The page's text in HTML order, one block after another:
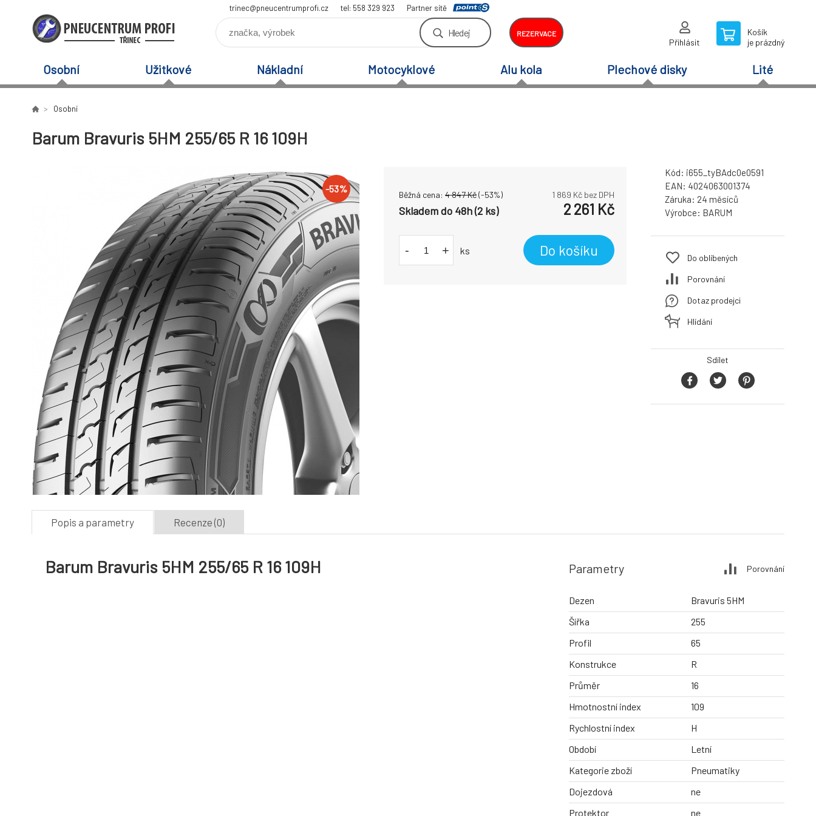
trinec@pneucentrumprofi.cz tel: 558 329 923 Partner sítě
Hledej REZERVACE
Přihlásit
Košík
je prázdný
Osobní Užitkové Nákladní Motocyklové Alu kola Plechové disky Lité
Osobní
Barum Bravuris 5HM 255/65 R 16 109H
-53%
Běžná cena: 4 847Kč(-53%) 1 869 Kč bez DPH
Skladem do 48h (2 ks) 2 261 Kč
- + ks Do košíku
Kód: i655_tyBAdc0e0591
EAN: 4024063001374
Záruka: 24 měsíců
Výrobce: BARUM
Do oblíbených
Porovnání
Dotaz prodejci
Hlídání
Sdílet
Popis a parametry Recenze (0)
Barum Bravuris 5HM 255/65 R 16 109H Parametry Porovnání
Dezen
Bravuris 5HM
Šířka
255
Profil
65
Konstrukce
R
Průměr
16
Hmotnostní index
109
Rychlostní index
H
Období
Letní
Kategorie zboží
Pneumatiky
Dojezdová
ne
Protektor
ne